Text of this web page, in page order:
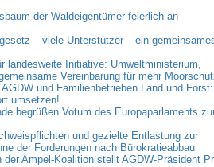
der Waldeigentümer feierlich an
– viele Unterstützer – ein
landesweite Initiative: Umweltministerium,
Vereinbarung für mehr
und Familienbetrieben Land und Forst:
umsetzen!
begrüßen Votum des Europaparlaments
und gezielte Entlastung zur
der Forderungen nach Bürokratieabbau
Ampel-Koalition stellt AGDW-Präsident